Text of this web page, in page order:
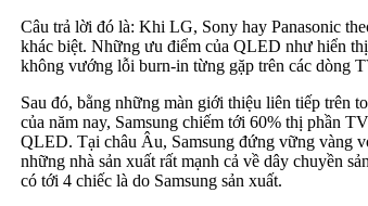
Câu trả lời đó là: Khi LG, Sony hay Panasonic
khác biệt. Những ưu điểm của QLED như hiển
không vướng lỗi burn-in từng gặp trên các dòng
Sau đó, bằng những màn giới thiệu liên tiếp trên
của năm nay, Samsung chiếm tới 60% thị phần
QLED. Tại châu Âu, Samsung đứng vững vàng
những nhà sản xuất rất mạnh cả về dây chuyền
có tới 4 chiếc là do Samsung sản xuất.